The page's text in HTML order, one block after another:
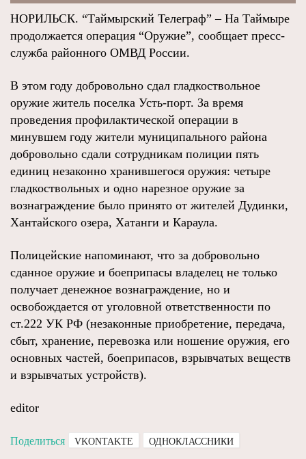
НОРИЛЬСК. “Таймырский Телеграф” – На Таймыре
продолжается операция “Оружие”, сообщает пресс-
служба районного ОМВД России.
В этом году добровольно сдал гладкоствольное
оружие житель поселка Усть-порт. За время
проведения профилактической операции в
минувшем году жители муниципального района
добровольно сдали сотрудникам полиции пять
единиц незаконно хранившегося оружия: четыре
гладкоствольных и одно нарезное оружие за
вознаграждение было принято от жителей Дудинки,
Хантайского озера, Хатанги и Караула.
Полицейские напоминают, что за добровольно
сданное оружие и боеприпасы владелец не только
получает денежное вознаграждение, но и
освобождается от уголовной ответственности по
ст.222 УК РФ (незаконные приобретение, передача,
сбыт, хранение, перевозка или ношение оружия, его
основных частей, боеприпасов, взрывчатых веществ
и взрывчатых устройств).
editor
Поделиться VKONTAKTE ОДНОКЛАССНИКИ